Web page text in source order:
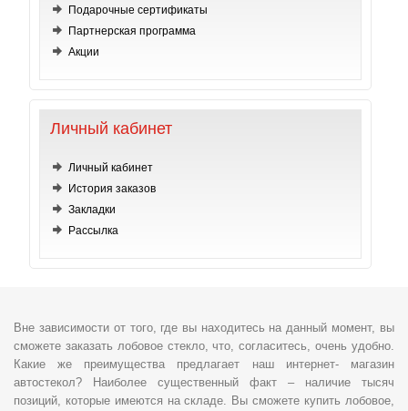
Подарочные сертификаты
Партнерская программа
Акции
Личный кабинет
Личный кабинет
История заказов
Закладки
Рассылка
Вне зависимости от того, где вы находитесь на данный момент, вы
сможете заказать лобовое стекло, что, согласитесь, очень удобно.
Какие же преимущества предлагает наш интернет- магазин
автостекол? Наиболее существенный факт – наличие тысяч
позиций, которые имеются на складе. Вы сможете купить лобовое,